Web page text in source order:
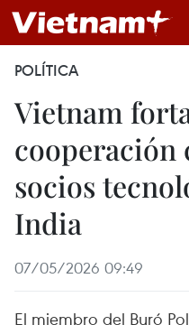
POLÍTICA
Vietnam
cooperación
socios
India
07/05/2026 09:49
El miembro del Buró